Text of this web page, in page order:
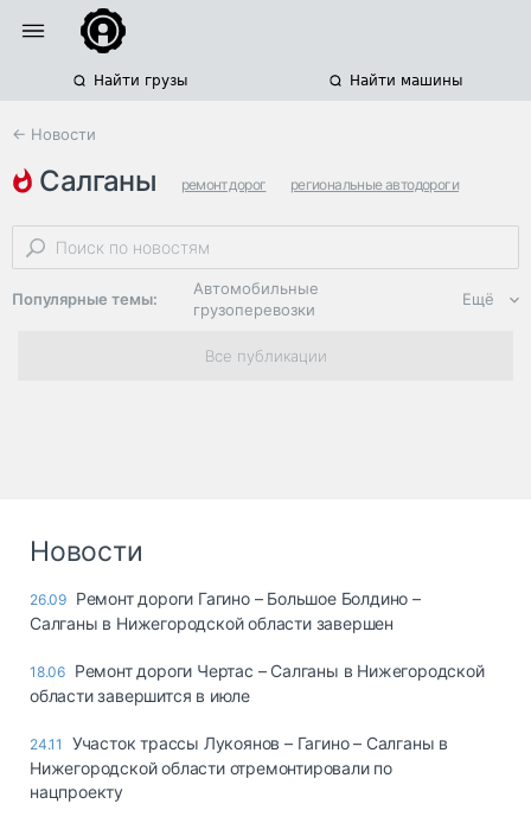
Найти грузы Найти машины
← Новости
салганы ремонт дорог региональные автодороги
нацпроекты
Популярные темы:
Автомобильные
грузоперевозки
Региональная
логистика
опасные грузы
страхование
Склады и
грузовые
Ещё
Все публикации
Новости
26.09 Ремонт дороги Гагино – Большое Болдино –
Салганы в Нижегородской области завершен
18.06 Ремонт дороги Чертас – Салганы в Нижегородской
области завершится в июле
24.11
Участок трассы Лукоянов – Гагино – Салганы в
Нижегородской области отремонтировали по
нацпроекту